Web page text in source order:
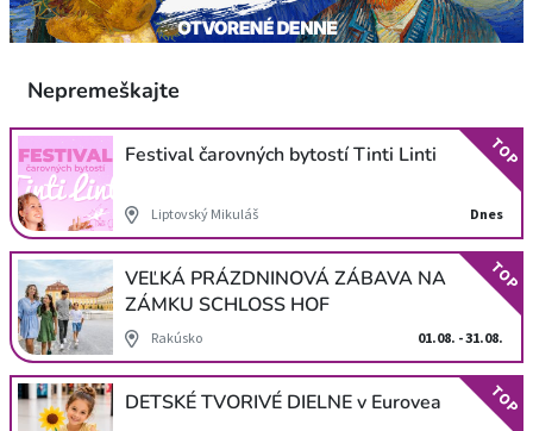
Nepremeškajte
Festival čarovných bytostí Tinti Linti
Liptovský Mikuláš Dnes
TOP
VEĽKÁ PRÁZDNINOVÁ ZÁBAVA NA
ZÁMKU SCHLOSS HOF
Rakúsko 01.08. - 31.08.
TOP
DETSKÉ TVORIVÉ DIELNE v Eurovea TOP